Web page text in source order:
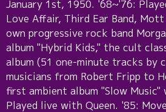
January 1st, 1950. '68~'76:
Love Affair, Third Ear Band,
own progressive rock band
album "Hybrid Kids," the cult
album (51 one-minute tracks by
musicians from Robert Fripp to
first ambient album "Slow
Played live with Queen. '85: